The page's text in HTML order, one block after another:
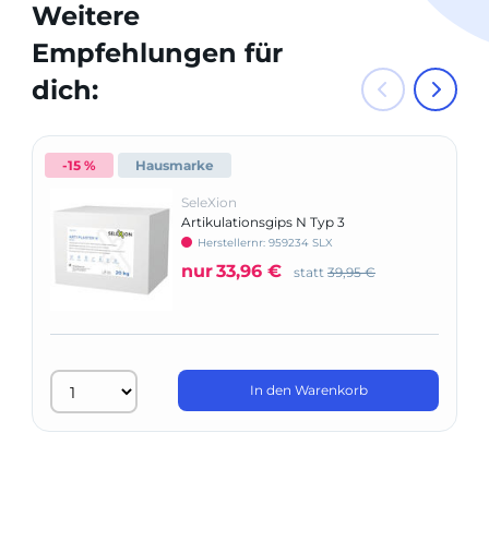
Weitere
Empfehlungen für
dich:
-15 % Hausmarke
SeleXion
Artikulationsgips N Typ 3
Herstellernr: 959234 SLX
nur33,96 € statt 39,95 €
In den Warenkorb